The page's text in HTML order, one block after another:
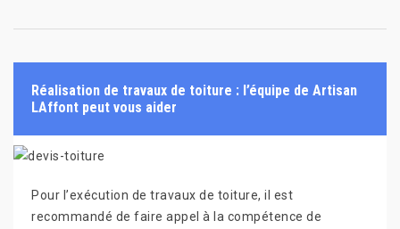
Réalisation de travaux de toiture : l’équipe de Artisan
LAffont peut vous aider
Pour l’exécution de travaux de toiture, il est
recommandé de faire appel à la compétence de